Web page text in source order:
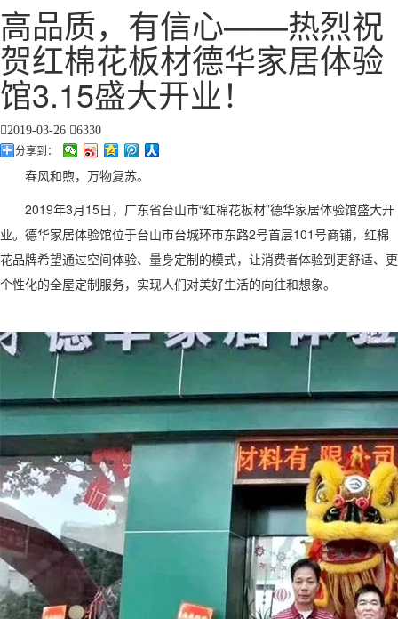
高品质，有信心——热烈祝
贺红棉花板材德华家居体验
馆3.15盛大开业！
2019-03-26 6330
分享到：
春风和煦，万物复苏。
2019年3月15日，广东省台山市“红棉花板材”德华家居体验馆盛大开
业。德华家居体验馆位于台山市台城环市东路2号首层101号商铺，红棉
花品牌希望通过空间体验、量身定制的模式，让消费者体验到更舒适、更
个性化的全屋定制服务，实现人们对美好生活的向往和想象。